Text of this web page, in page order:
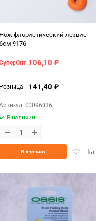
Нож флористический лезвие
6см 9176
СуперОпт 106,10 ₽
Розница 141,40 ₽
Артикул: 00096036
В наличии
Добавить
В корзину